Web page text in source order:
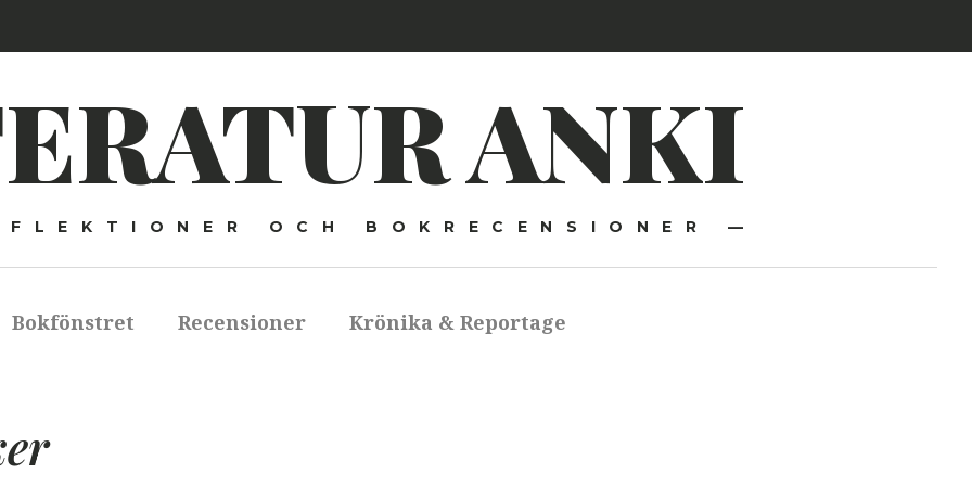
ANKI
OCH BOKRECENSIONER —
Bokfönstret Recensioner Krönika & Reportage